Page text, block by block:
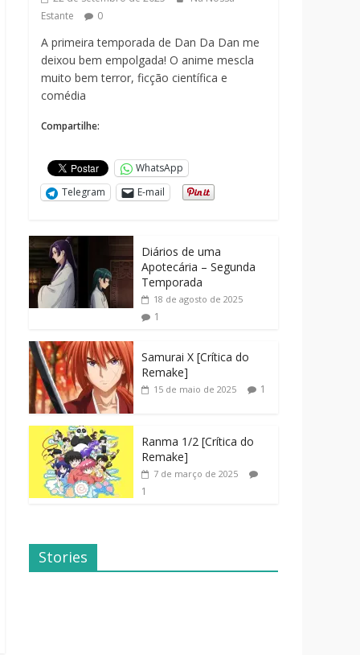
Estante
0
A primeira temporada de Dan Da Dan me
deixou bem empolgada! O anime mescla
muito bem terror, ficção científica e
comédia
Compartilhe:
WhatsApp
Telegram
E-mail
Diários de uma
Apotecária – Segunda
Temporada
18 de agosto de 2025
1
Samurai X [Crítica do
Remake]
15 de maio de 2025 1
Ranma 1/2 [Crítica do
Remake]
7 de março de 2025
1
Stories
Dicas de
Filmes Para o
Família